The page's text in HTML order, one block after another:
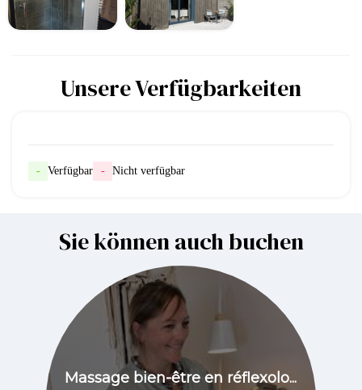
Unsere Verfügbarkeiten
- Verfügbar - Nicht verfügbar
Sie können auch buchen
Massage bien-être en réflexolo...